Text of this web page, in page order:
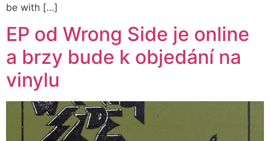
be with […]
EP od Wrong Side je online
a brzy bude k objedání na
vinylu